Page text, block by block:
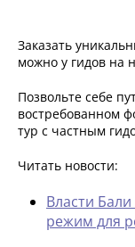
Заказать
можно у гидов на
Позвольте себе
востребованном
тур с частным
Читать новости:
Власти
режим для